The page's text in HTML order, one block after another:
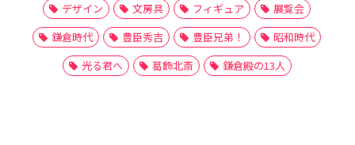
デザイン
文房具 フィギュア
展覧会
鎌倉時代
豊臣秀吉 豊臣兄弟！
昭和時代
光る君へ
葛飾北斎 鎌倉殿の13人